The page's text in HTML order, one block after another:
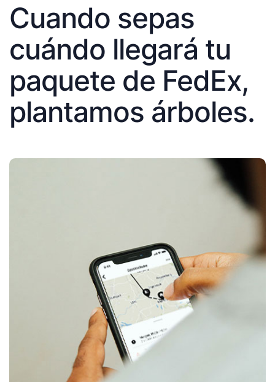
Cuando sepas
cuándo llegará tu
paquete de FedEx,
plantamos árboles.